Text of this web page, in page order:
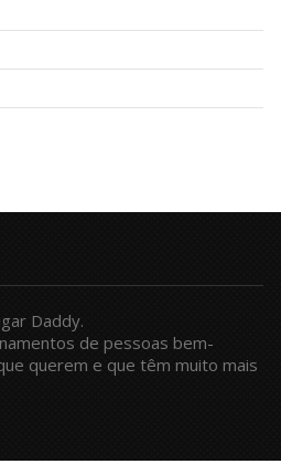
Daddy.
de pessoas bem-
querem e que têm muito mais